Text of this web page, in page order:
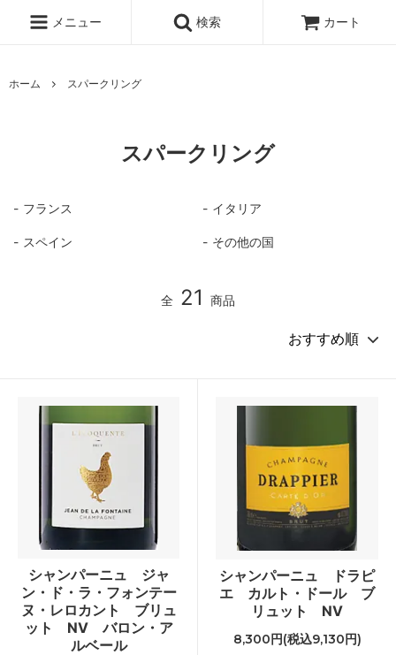
メニュー 検索 カート
ホーム スパークリング
スパークリング
フランス イタリア
スペイン その他の国
全 21 商品
シャンパーニュ ジャ
ン・ド・ラ・フォンテー
ヌ・レロカント ブリュ
ット NV バロン・ア
ルベール
シャンパーニュ ドラピ
エ カルト・ドール ブ
リュット NV
8,300円(税込9,130円)